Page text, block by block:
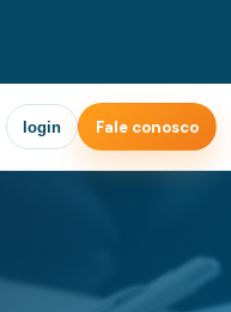
login Fale conosco